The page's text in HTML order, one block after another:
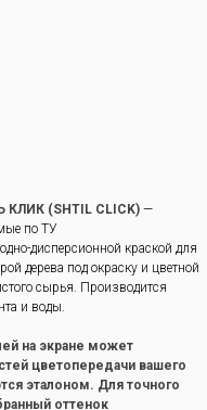
КЛИК (SHTIL CLICK) —
по ТУ
дисперсионной краской для
дерева под окраску и цветной
сырья. Производится
и воды.
на экране может
цветопередачи вашего
эталоном. Для точного
оттенок